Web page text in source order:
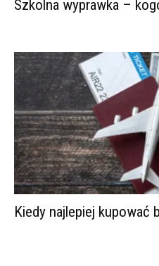
Szkolna wyprawka –
Kiedy najlepiej kupować